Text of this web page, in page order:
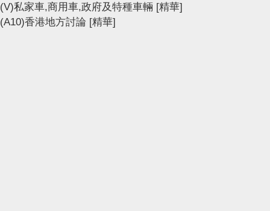
(V)私家車,商用車,政府及特種車輛 [精華]
(A10)香港地方討論 [精華]